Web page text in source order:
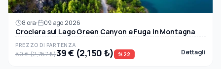
8 ora 09 ago 2026
Crociera sul Lago Green Canyon e Fuga in Montagna
PREZZO DI PARTENZA
50 € (2,757 ₺)39 € (2,150 ₺) %22 Dettagli